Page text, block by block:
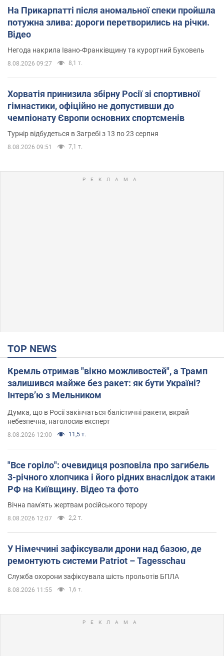
На Прикарпатті після аномальної спеки пройшла
потужна злива: дороги перетворились на річки.
Відео
Негода накрила Івано-Франківщину та курортний Буковель
8.08.2026 09:27 8,1 т.
Хорватія принизила збірну Росії зі спортивної
гімнастики, офіційно не допустивши до
чемпіонату Європи основних спортсменів
Турнір відбудеться в Загребі з 13 по 23 серпня
8.08.2026 09:51 7,1 т.
TOP NEWS
Кремль отримав "вікно можливостей", а Трамп
залишився майже без ракет: як бути Україні?
Інтерв’ю з Мельником
Думка, що в Росії закінчаться балістичні ракети, вкрай
небезпечна, наголосив експерт
8.08.2026 12:00 11,5 т.
"Все горіло": очевидиця розповіла про загибель
3-річного хлопчика і його рідних внаслідок атаки
РФ на Київщину. Відео та фото
Вічна пам'ять жертвам російського терору
8.08.2026 12:07 2,2 т.
У Німеччині зафіксували дрони над базою, де
ремонтують системи Patriot – Tagesschau
Служба охорони зафіксувала шість прольотів БПЛА
8.08.2026 11:55 1,6 т.